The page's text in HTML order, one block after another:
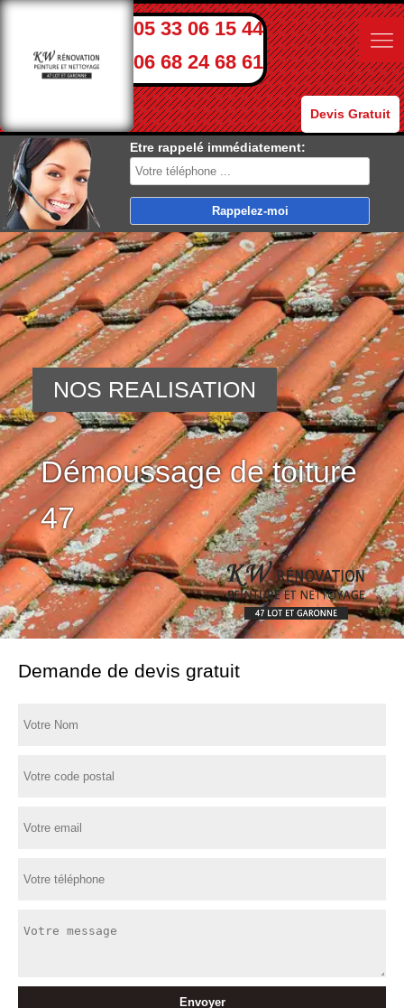
05 33 06 15 44
06 68 24 68 61
Devis Gratuit
Etre rappelé immédiatement:
Démoussage de toiture
47
NOS REALISATION
Demande de devis gratuit